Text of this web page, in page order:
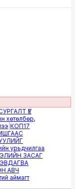
ҮЕ
|КОП17
урьдчилгаа
ЗАСАГ
АВЧ
аймагт